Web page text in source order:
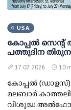
USA
കോപ്പല്‍
പത്തുദിന
17 07 2026 10
കോപ്പല്‍
മലബാര്‍
വിശുദ്ധ